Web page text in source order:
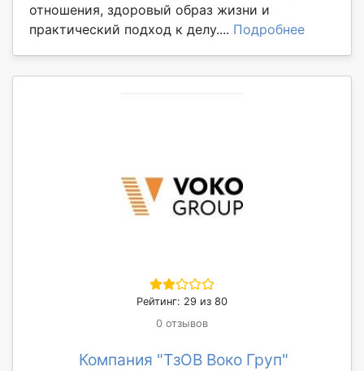
отношения, здоровый образ жизни и
практический подход к делу.... Подробнее
Рейтинг: 29 из 80
0 отзывов
Компания "ТзОВ Воко Груп"